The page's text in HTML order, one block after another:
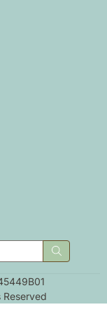
Reserved